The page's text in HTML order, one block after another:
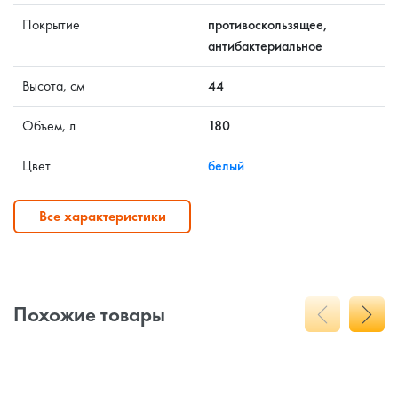
Покрытие
противоскользящее,
антибактериальное
Высота, см 44
Объем, л 180
Цвет белый
Все характеристики
Похожие товары